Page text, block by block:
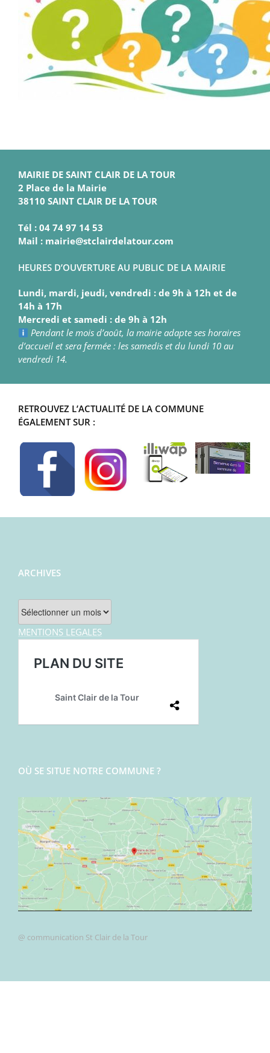
MAIRIE DE SAINT CLAIR DE LA TOUR
2 Place de la Mairie
38110 SAINT CLAIR DE LA TOUR
Tél : 04 74 97 14 53
Mail : mairie@stclairdelatour.com
HEURES D’OUVERTURE AU PUBLIC DE LA MAIRIE
Lundi, mardi, jeudi, vendredi : de 9h à 12h et de
14h à 17h
Mercredi et samedi : de 9h à 12h
Pendant le mois d’août, la mairie adapte ses horaires
d’accueil et sera fermée : les samedis et du lundi 10 au
vendredi 14.
RETROUVEZ L’ACTUALITÉ DE LA COMMUNE
ÉGALEMENT SUR :
ARCHIVES
Archives
MENTIONS LEGALES
OÙ SE SITUE NOTRE COMMUNE ?
@ communication St Clair de la Tour